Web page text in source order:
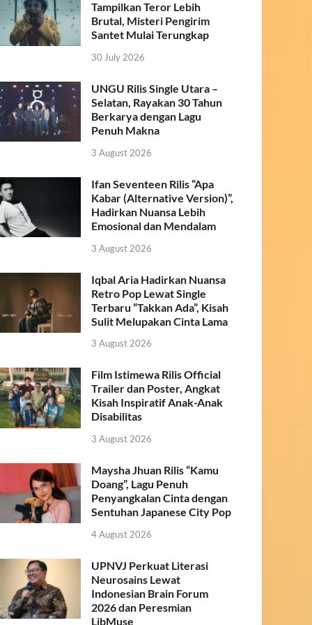
Tampilkan Teror Lebih
Brutal, Misteri Pengirim
Santet Mulai Terungkap
30 July 2026
UNGU Rilis Single Utara –
Selatan, Rayakan 30 Tahun
Berkarya dengan Lagu
Penuh Makna
3 August 2026
Ifan Seventeen Rilis “Apa
Kabar (Alternative Version)”,
Hadirkan Nuansa Lebih
Emosional dan Mendalam
3 August 2026
Iqbal Aria Hadirkan Nuansa
Retro Pop Lewat Single
Terbaru “Takkan Ada”, Kisah
Sulit Melupakan Cinta Lama
3 August 2026
Film Istimewa Rilis Official
Trailer dan Poster, Angkat
Kisah Inspiratif Anak-Anak
Disabilitas
3 August 2026
Maysha Jhuan Rilis “Kamu
Doang”, Lagu Penuh
Penyangkalan Cinta dengan
Sentuhan Japanese City Pop
4 August 2026
UPNVJ Perkuat Literasi
Neurosains Lewat
Indonesian Brain Forum
2026 dan Peresmian
LibMuse